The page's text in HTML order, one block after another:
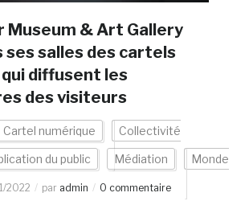
Museum & Art Gallery
ses salles des cartels
diffusent les
des visiteurs
Cartel numérique Collectivité
du public Médiation Monde
2022 par admin 0 commentaire